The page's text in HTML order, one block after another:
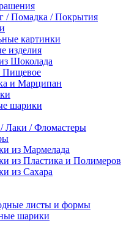
/ Помадка / Покрытия
картинки
изделия
Шоколада
Пищевое
и Марципан
шарики
Лаки / Фломастеры
из Мармелада
из Пластика и Полимеров
из Сахара
листы и формы
шарики